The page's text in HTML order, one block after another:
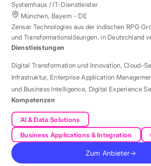
Systemhaus / IT-Dienstleister
München, Bayern - DE
Zensar Technologies aus der indischen RPG
und Transformationslösungen, in Deutschland
Dienstleistungen
Digital Transformation und Innovation,Cloud-
Infrastruktur, Enterprise Application
und Business Intelligence, Digital Experience
Kompetenzen
AI & Data Solutions
Business Applications & Integration
Zum Anbieter→